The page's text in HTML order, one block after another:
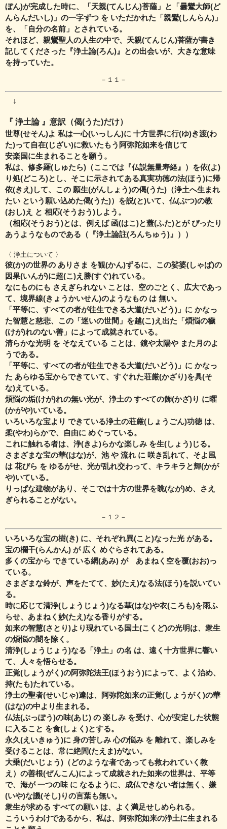
ぼん)が完成した時に、「天親(てんじん)菩薩」と「曇鸞大師(ど
んらんだいし)」の一字ずつ を いただかれた「親鸞(しんらん)」
を、「自分の名前」とされている。
それほど、親鸞聖人の人生の中で、天親(てんじん)菩薩が書き
記してくださった『浄土論(ろん)』との出会いが、大きな意味
を持っていた。
－１１－
↓
『 浄土論 』意訳（偈(うた)だけ）
世尊(せそん)よ 私は一心(いっしん)に 十方世界に行(ゆ)き渡(わ
た)って自在(じざい)に救いたもう阿弥陀如来を信じて
安楽国に生まれることを願う。
私は、修多羅(しゅたら)（ここでは『仏説無量寿経』）を依(よ)
り処(どころ)とし、 そこに示されてある真実功徳の法(ほう)に帰
依(きえ)して、 この 願生(がんしょう)の偈(うた)（浄土へ生まれ
たい という願い込めた偈(うた)）を説(と)いて、 仏(ぶつ)の教
(おし)え と 相応(そうおう)しよう。
（相応(そうおう)とは、例えば 函(はこ)と蓋(ふた)とが ぴったり
あうようなものである（『浄土論註(ろんちゅう)』））
〈 浄土について 〉
彼(か)の世界の ありさま を観(かん)ずるに、この娑婆(しゃば)の
因果(いんが)に超(こ)え勝(すぐ)れている。
なにものにも さえぎられない ことは、空のごとく、広大であっ
て、 境界線(きょうかいせん)のようなもの は 無い。
「平等に、すべての者が往生できる大道(だいどう)」に かなっ
た智慧と慈悲、 この「迷いの世間」を越(こ)え出た「煩悩の穢
(けが)れのない善」によって成就されている。
清らかな光明 を そなえている ことは、鏡や太陽や また月のよ
うである。
「平等に、すべての者が往生できる大道(だいどう)」に かなっ
た あらゆる宝からできていて、すぐれた荘厳(かざり)を具(そ
な)えている。
煩悩の垢(けが)れの無い光が、浄土の すべての飾(かざ)り に曜
(かがや)いている。
いろいろな宝より できている浄土の荘厳(しょうごん)功徳 は、
柔(やわ)らかで、自由に めぐっている。
これに触れる者は、浄(きよ)らかな楽しみ を生(しょう)じる。
さまざまな宝の華(はな)が、池 や 流れ に 咲き乱れて、そよ風
は 花びら を ゆるがせ、 光が乱れ交わって、キラキラと輝(かが
や)いている。
りっぱな建物があり、そこでは十方の世界を眺(なが)め、さえ
ぎられることがない。
－１２－
いろいろな宝の樹(き) に、それぞれ異(こと)なった光 がある。
宝の欄干(らんかん) が 広く めぐらされてある。
多くの宝から できている網(あみ) が あまねく空を覆(おお)っ
ている。
さまざまな鈴が、声をたてて、妙(たえ)なる法(ほう)を説いてい
る。
時に応じて清浄(しょうじょう)なる華(はな)や衣(ころも)を雨ふ
らせ、あまねく妙(たえ)なる香りがする。
如来の智慧(さとり)より現れている国土(こくど)の光明は、衆生
の煩悩の闇を除く。
清浄(しょうじょう)なる「浄土」の名 は、遠く十方世界に響い
て、人々を悟らせる。
正覚(しょうがく)の阿弥陀法王(ほうおう)によって、よく治め、
持(たも)たれている。
浄土の聖者(せいじゃ)達は、阿弥陀如来の正覚(しょうがく)の華
(はな)の中より生まれる。
仏法(ぶっぽう)の味(あじ) の 楽しみ を受け、心が安定した状態
に入ること を食(しょく)とする。
永久(えいきゅう)に 身の苦しみ 心の悩み を 離れて、楽しみを
受けることは、 常に絶間(たえま)がない。
大乗(だいじょう)（どのような者であっても救われていく教
え）の善根(ぜんこん)によって成就された如来の世界は、平等
で、海が 一つの味 に なるように、成仏できない者は無く、 嫌
(いや)な譏(そし)りの言葉も無い。
衆生が求める すべての願い は、よく満足せしめられる。
こういうわけであるから、私は、阿弥陀如来の浄土に生まれる